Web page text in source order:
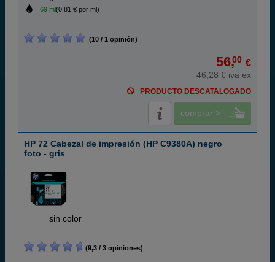
69 ml(0,81 € por ml)
(10 / 1 opinión)
56,00 €
46,28 € iva ex
PRODUCTO DESCATALOGADO
comprar >
HP 72 Cabezal de impresión (HP C9380A) negro
foto - gris
sin color
(9,3 / 3 opiniones)